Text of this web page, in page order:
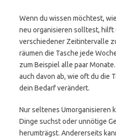
Wenn du wissen möchtest,
neu organisieren solltest, hilft
verschiedener Zeitintervalle
räumen die Tasche jede
zum Beispiel alle paar
auch davon ab, wie oft du die
dein Bedarf verändert.
Nur seltenes Umorganisieren
Dinge suchst oder unnötige
herumträgst. Andererseits